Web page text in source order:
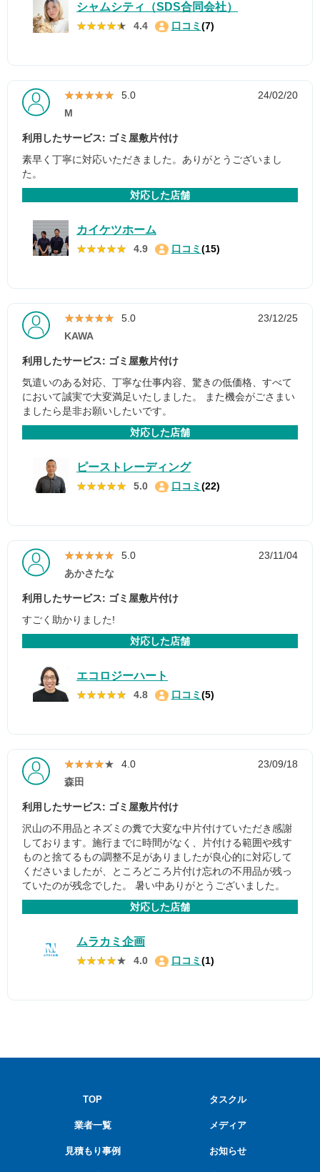
シャムシティ（SDS合同会社）
★★★★★
★★★★★ 4.4 口コミ (7)
★★★★★
★★★★★ 5.0
24/02/20
M
利用したサービス: ゴミ屋敷片付け
素早く丁寧に対応いただきました。ありがとうございまし
た。
対応した店舗
カイケツホーム
★★★★★
★★★★★ 4.9 口コミ (15)
★★★★★
★★★★★ 5.0
23/12/25
KAWA
利用したサービス: ゴミ屋敷片付け
気遣いのある対応、丁寧な仕事内容、驚きの低価格、すべて
において誠実で大変満足いたしました。 また機会がごさまい
ましたら是非お願いしたいです。
対応した店舗
ピーストレーディング
★★★★★
★★★★★ 5.0 口コミ (22)
★★★★★
★★★★★ 5.0
23/11/04
あかさたな
利用したサービス: ゴミ屋敷片付け
すごく助かりました!
対応した店舗
エコロジーハート
★★★★★
★★★★★ 4.8 口コミ (5)
★★★★★
★★★★★ 4.0
23/09/18
森田
利用したサービス: ゴミ屋敷片付け
沢山の不用品とネズミの糞で大変な中片付けていただき感謝
しております。施行までに時間がなく、片付ける範囲や残す
ものと捨てるもの調整不足がありましたが良心的に対応して
くださいましたが、ところどころ片付け忘れの不用品が残っ
ていたのが残念でした。 暑い中ありがとうございました。
対応した店舗
ムラカミ企画
★★★★★
★★★★★ 4.0 口コミ (1)
TOP
業者一覧
見積もり事例
タスクル
メディア
お知らせ